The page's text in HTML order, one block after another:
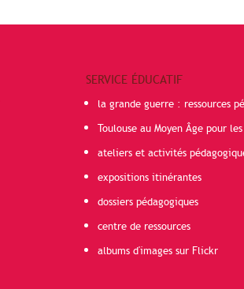
SERVICE ÉDUCATIF
la grande guerre : ressources
Toulouse au Moyen Âge pour les
ateliers et activités
expositions itinérantes
dossiers pédagogiques
centre de ressources
albums d'images sur Flickr